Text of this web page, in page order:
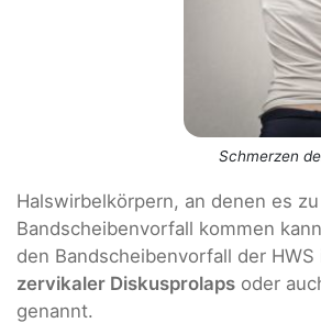
Schmerzen
Halswirbelkörpern, an denen es
Bandscheibenvorfall kommen
den Bandscheibenvorfall der
zervikaler Diskusprolaps oder
genannt.